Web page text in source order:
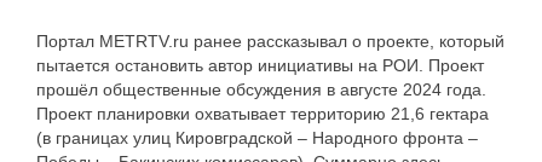
Портал METRTV.ru ранее рассказывал о проекте, который
пытается остановить автор инициативы на РОИ. Проект
прошёл общественные обсуждения в августе 2024 года.
Проект планировки охватывает территорию 21,6 гектара
(в границах улиц Кировградской – Народного фронта –